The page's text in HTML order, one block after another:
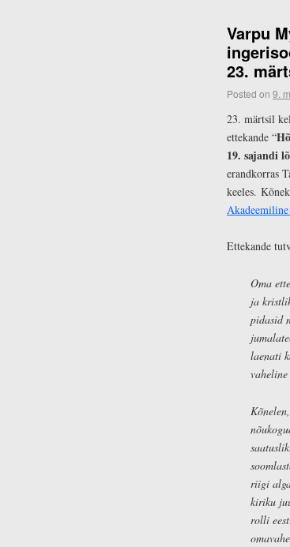
Varpu
23.
Posted on 9.
23. märtsil
ettekande “
19. sajandi
erandkorras
keeles.
Ettekande
Oma
ja
pidasid
laenati
riigi
kiriku
rolli